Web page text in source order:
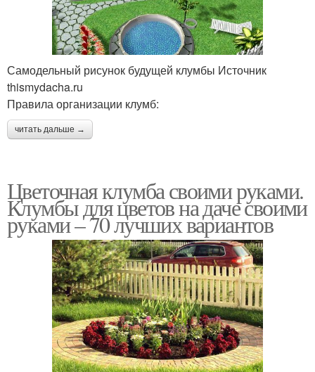
Самодельный рисунок будущей клумбы Источник
thismydacha.ru
Правила организации клумб:
читать дальше →
Цветочная клумба своими руками.
Клумбы для цветов на даче своими
руками – 70 лучших вариантов